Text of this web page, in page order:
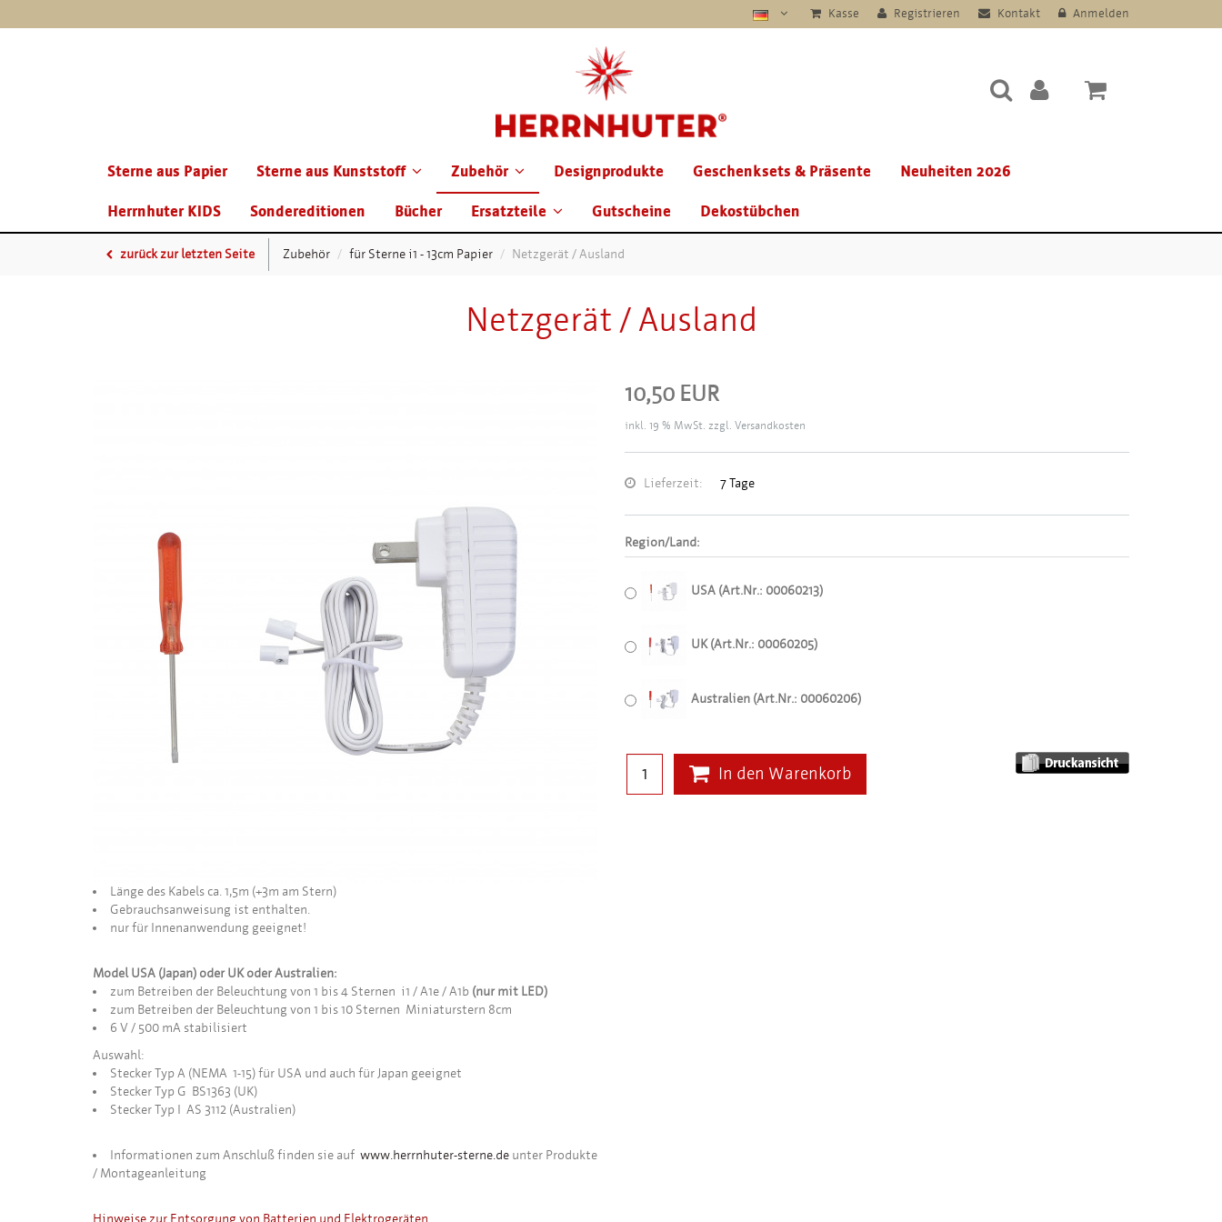
Kasse Registrieren Kontakt Anmelden
Sterne aus Papier Sterne aus Kunststoff Zubehör Designprodukte Geschenksets & Präsente Neuheiten 2026
Herrnhuter KIDS Sondereditionen Bücher Ersatzteile Gutscheine Dekostübchen
zurück zur letzten Seite Zubehör für Sterne i1 - 13cm Papier Netzgerät / Ausland
Netzgerät / Ausland
Länge des Kabels ca. 1,5m (+3m am Stern)
Gebrauchsanweisung ist enthalten.
nur für Innenanwendung geeignet!
Model USA (Japan) oder UK oder Australien:
zum Betreiben der Beleuchtung von 1 bis 4 Sternen i1 / A1e / A1b (nur mit LED)
zum Betreiben der Beleuchtung von 1 bis 10 Sternen Miniaturstern 8cm
6 V / 500 mA stabilisiert
Auswahl:
Stecker Typ A (NEMA 1-15) für USA und auch für Japan geeignet
Stecker Typ G BS1363 (UK)
Stecker Typ I AS 3112 (Australien)
Informationen zum Anschluß finden sie auf www.herrnhuter-sterne.de unter Produkte
/ Montageanleitung
Hinweise zur Entsorgung von Batterien und Elektrogeräten
10,50 EUR
inkl. 19 % MwSt. zzgl. Versandkosten
Lieferzeit: 7 Tage
Region/Land:
USA (Art.Nr.: 00060213)
UK (Art.Nr.: 00060205)
Australien (Art.Nr.: 00060206)
In den Warenkorb